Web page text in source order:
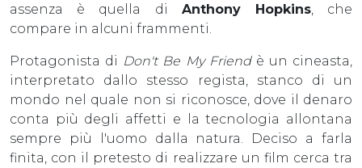
assenza è quella di Anthony Hopkins, che
compare in alcuni frammenti.
Protagonista di Don't Be My Friendè un cineasta,
interpretato dallo stesso regista, stanco di un
mondo nel quale non si riconosce, dove il denaro
conta più degli affetti e la tecnologia allontana
sempre più l'uomo dalla natura. Deciso a farla
finita, con il pretesto di realizzare un film cerca tra